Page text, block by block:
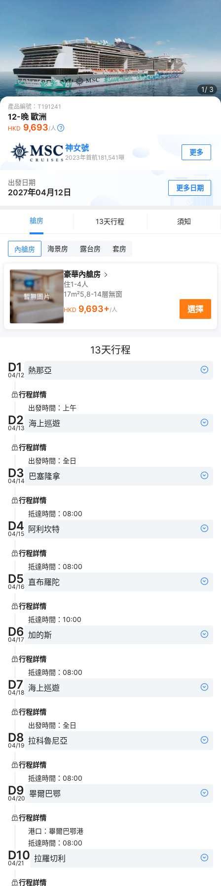
1/3
產品編號： T191241
12-晚 歐洲
HKD 9,693/人
神女號
2023年首航181,541 噸
更多
出發日期
2027年04月12日 更多日期
艙房 13天行程 須知
內艙房 海景房 露台房 套房
豪華內艙房
住1-4人
17m²5,8-14層無窗
HKD 9,693+/人 選擇
13天行程
D1
04/12 熱那亞
行程詳情
出發時間 ： 上午
D2
04/13 海上巡遊
行程詳情
出發時間 ： 全日
D3
04/14 巴塞隆拿
行程詳情
抵達時間 ： 08:00
D4
04/15 阿利坎特
行程詳情
抵達時間 ： 08:00
D5
04/16 直布羅陀
行程詳情
抵達時間 ： 10:00
D6
04/17 加的斯
行程詳情
抵達時間 ： 08:00
D7
04/18 海上巡遊
行程詳情
出發時間 ： 全日
D8
04/19 拉科魯尼亞
行程詳情
抵達時間 ： 08:00
D9
04/20 畢爾巴鄂
行程詳情
港口 ： 畢爾巴鄂港
抵達時間 ： 08:00
D10
04/21 拉羅切利
行程詳情